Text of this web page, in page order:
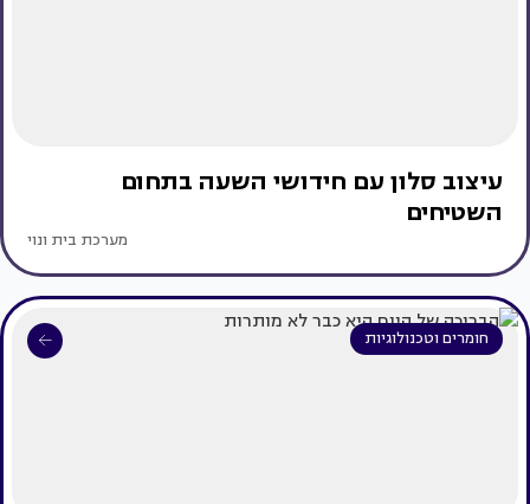
עיצוב סלון עם חידושי השעה בתחום
השטיחים
מערכת בית ונוי
חומרים וטכנולוגיות